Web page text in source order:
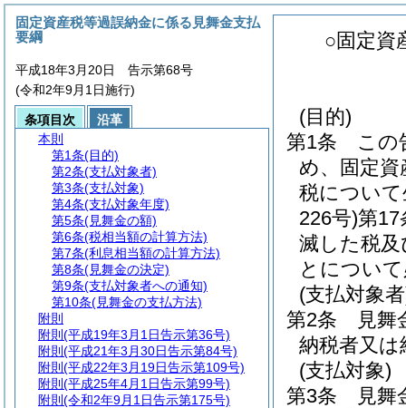
○固定資
(目的)
第1条
この
め、固定
税につい
226号)第17
滅した税
とについ
(支払対象
第2条
見舞
納税者又
(支払対象)
第3条
見舞
固定資産税等過誤納金に係る見舞金支払
要綱
平成18年3月20日 告示第68号
(令和2年9月1日施行)
条項目次
沿革
本則
第1条(目的)
第2条(支払対象者)
第3条(支払対象)
第4条(支払対象年度)
第5条(見舞金の額)
第6条(税相当額の計算方法)
第7条(利息相当額の計算方法)
第8条(見舞金の決定)
第9条(支払対象者への通知)
第10条(見舞金の支払方法)
附則
附則 (平成19年3月1日告示第36号)
附則 (平成21年3月30日告示第84号)
附則 (平成22年3月19日告示第109号)
附則 (平成25年4月1日告示第99号)
附則 (令和2年9月1日告示第175号)